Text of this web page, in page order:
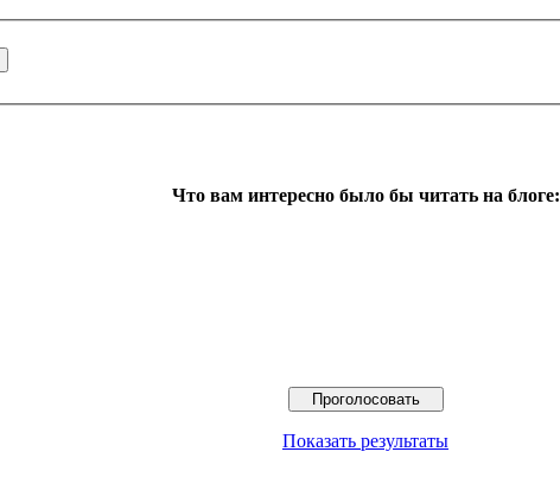
Что вам интересно было бы читать на блоге:
Показать результаты